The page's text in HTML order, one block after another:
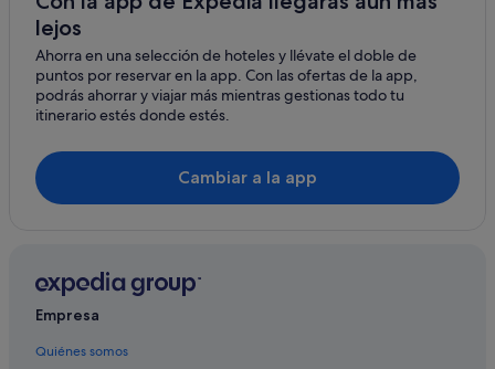
Hoteles con restaurante en Valdevaqueros
Cabañas en La Costa
Condominios en Tarifa
Hoteles ecológicos en Tarifa
Casas rurales en Tarifa
Hoteles baratos en Tarifa
Hoteles de negocios en Tarifa
Chalets en Tarifa
Hoteles de 3 estrellas en Tarifa
lejos
Ahorra en una selección de hoteles y llévate el doble de
puntos por reservar en la app. Con las ofertas de la app,
podrás ahorrar y viajar más mientras gestionas todo tu
itinerario estés donde estés.
Cambiar a la app
Empresa
Quiénes somos